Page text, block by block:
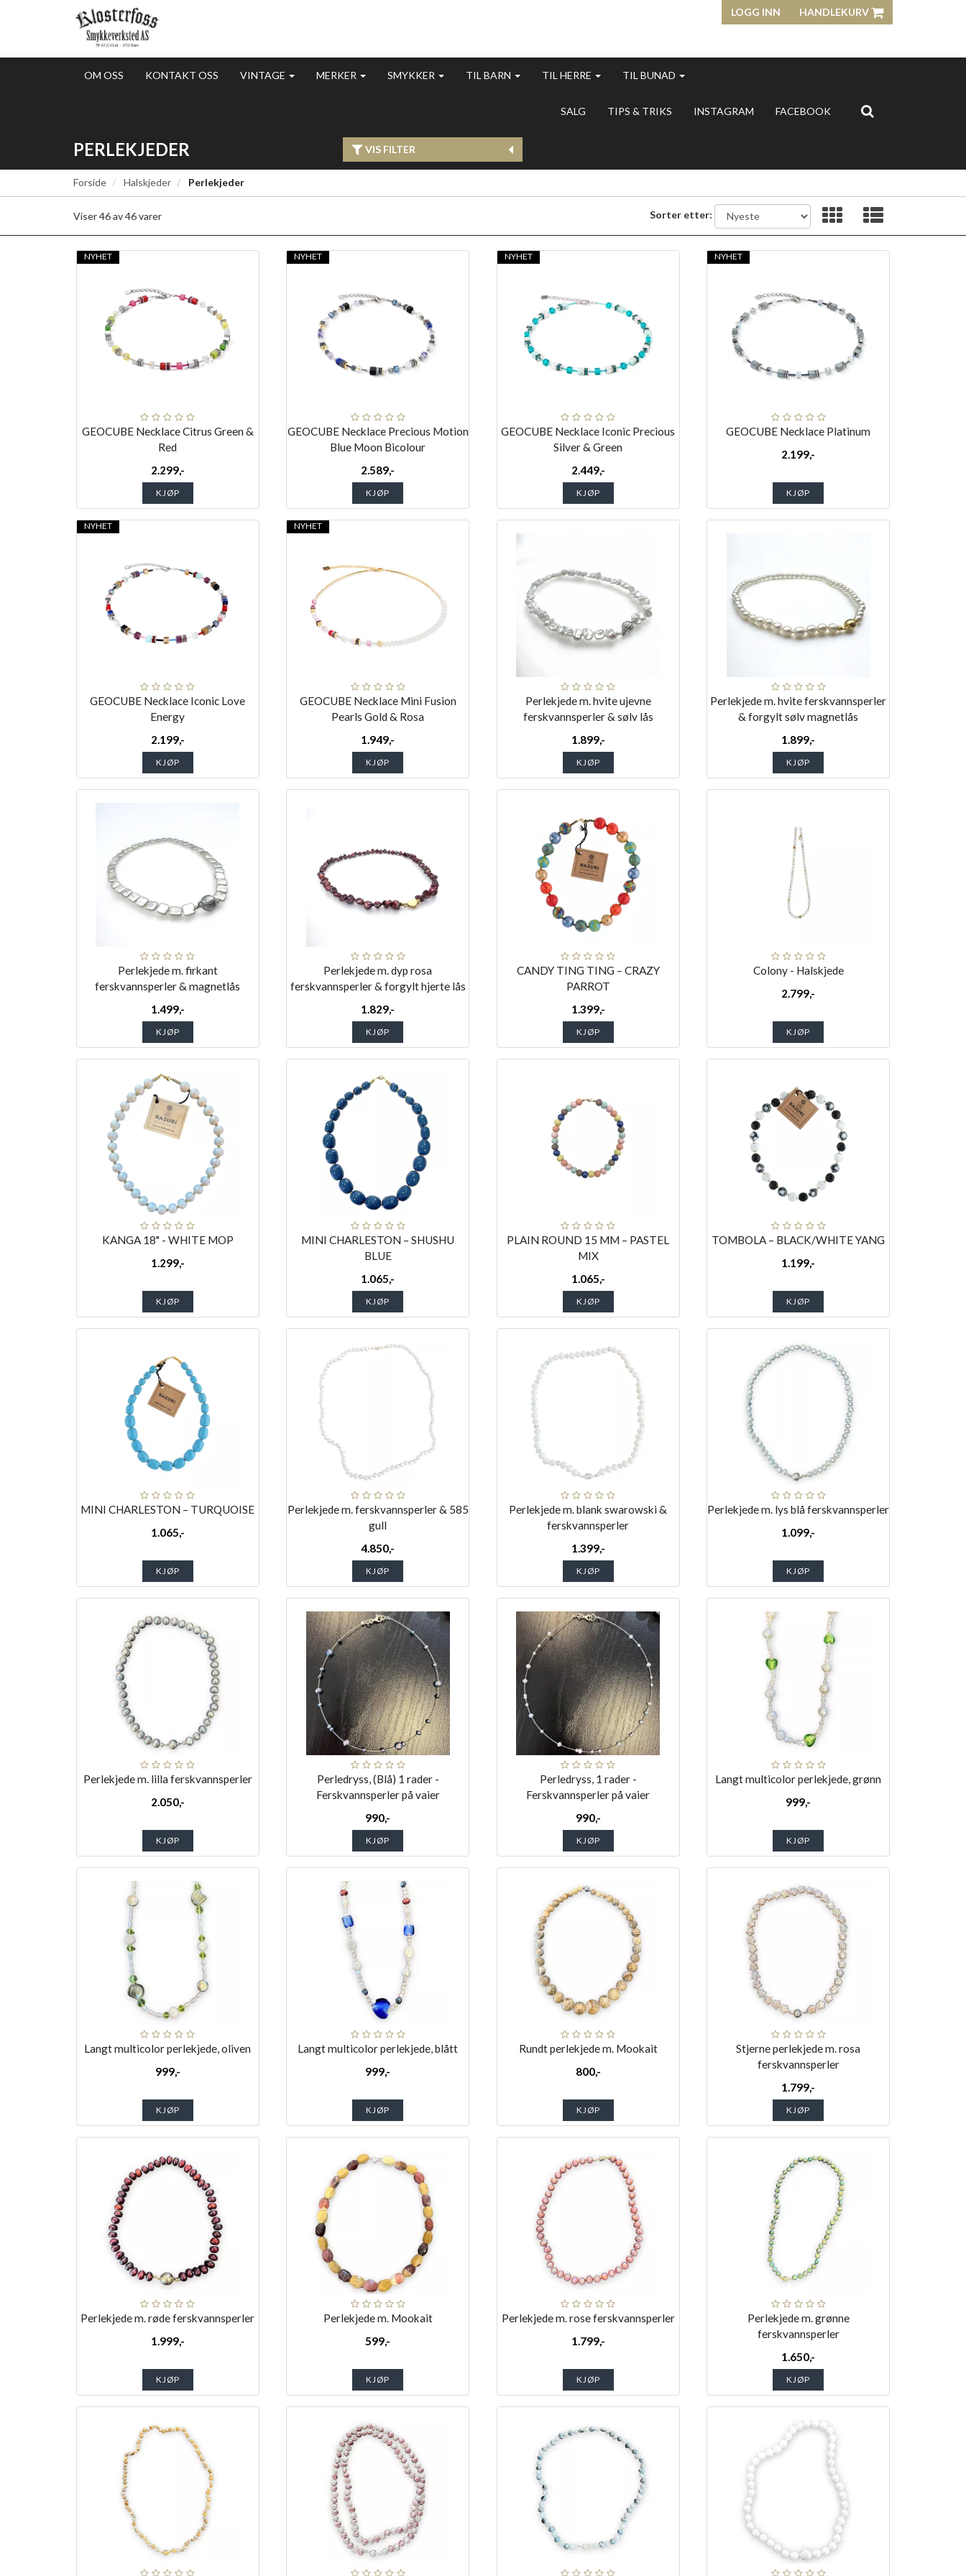
LOGG INN HANDLEKURV
OM OSS KONTAKT OSS VINTAGE MERKER SMYKKER TIL BARN TIL HERRE TIL BUNAD
SALG TIPS & TRIKS INSTAGRAM FACEBOOK
PERLEKJEDER VIS FILTER
Forside Halskjeder Perlekjeder
Viser46av46varer Sorter etter:
NYHET
GEOCUBE Necklace Citrus Green &
Red
2.299,-
KJØP
NYHET
GEOCUBE Necklace Precious Motion
Blue Moon Bicolour
2.589,-
KJØP
NYHET
GEOCUBE Necklace Iconic Precious
Silver & Green
2.449,-
KJØP
NYHET
GEOCUBE Necklace Platinum
2.199,-
KJØP
NYHET
GEOCUBE Necklace Iconic Love
Energy
2.199,-
KJØP
NYHET
GEOCUBE Necklace Mini Fusion
Pearls Gold & Rosa
1.949,-
KJØP
Perlekjede m. hvite ujevne
ferskvannsperler & sølv lås
1.899,-
KJØP
Perlekjede m. hvite ferskvannsperler
& forgylt sølv magnetlås
1.899,-
KJØP
Perlekjede m. firkant
ferskvannsperler & magnetlås
1.499,-
KJØP
Perlekjede m. dyp rosa
ferskvannsperler & forgylt hjerte lås
1.829,-
KJØP
CANDY TING TING – CRAZY
PARROT
1.399,-
KJØP
Colony - Halskjede
2.799,-
KJØP
KANGA 18" - WHITE MOP
1.299,-
KJØP
MINI CHARLESTON – SHUSHU
BLUE
1.065,-
KJØP
PLAIN ROUND 15 MM – PASTEL
MIX
1.065,-
KJØP
TOMBOLA – BLACK/WHITE YANG
1.199,-
KJØP
MINI CHARLESTON – TURQUOISE
1.065,-
KJØP
Perlekjede m. ferskvannsperler & 585
gull
4.850,-
KJØP
Perlekjede m. blank swarowski &
ferskvannsperler
1.399,-
KJØP
Perlekjede m. lys blå ferskvannsperler
1.099,-
KJØP
Perlekjede m. lilla ferskvannsperler
2.050,-
KJØP
Perledryss, (Blå) 1 rader -
Ferskvannsperler på vaier
990,-
KJØP
Perledryss, 1 rader -
Ferskvannsperler på vaier
990,-
KJØP
Langt multicolor perlekjede, grønn
999,-
KJØP
Langt multicolor perlekjede, oliven
999,-
KJØP
Langt multicolor perlekjede, blått
999,-
KJØP
Rundt perlekjede m. Mookait
800,-
KJØP
Stjerne perlekjede m. rosa
ferskvannsperler
1.799,-
KJØP
Perlekjede m. røde ferskvannsperler
1.999,-
KJØP
Perlekjede m. Mookait
599,-
KJØP
Perlekjede m. rose ferskvannsperler
1.799,-
KJØP
Perlekjede m. grønne
ferskvannsperler
1.650,-
KJØP